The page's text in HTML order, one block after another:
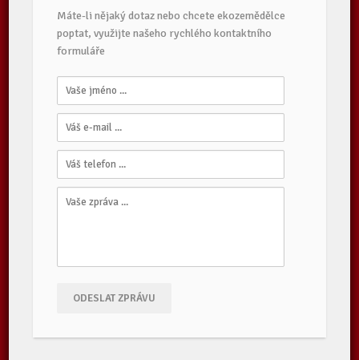
Máte-li nějaký dotaz nebo chcete ekozemědělce
poptat, využijte našeho rychlého kontaktního
formuláře
ODESLAT ZPRÁVU